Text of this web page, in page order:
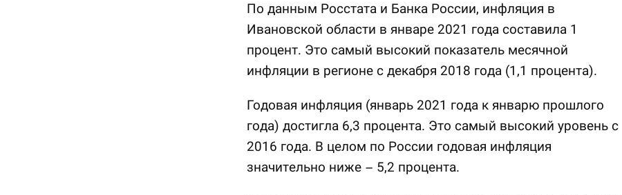
По данным Росстата и Банка России, инфляция в
Ивановской области в январе 2021 года составила 1
процент. Это самый высокий показатель месячной
инфляции в регионе с декабря 2018 года (1,1 процента).
Годовая инфляция (январь 2021 года к январю прошлого
года) достигла 6,3 процента. Это самый высокий уровень с
2016 года. В целом по России годовая инфляция
значительно ниже – 5,2 процента.